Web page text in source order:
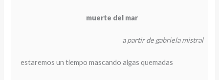
muerte del mar
a partir de gabriela mistral
estaremos un tiempo mascando algas quemadas